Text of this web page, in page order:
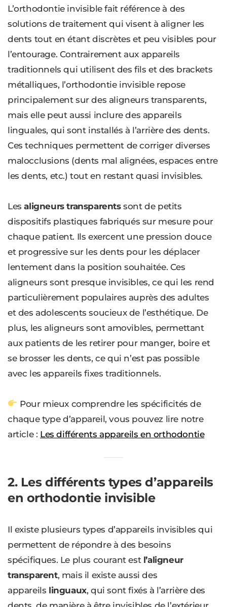
L’orthodontie invisible fait référence à des
solutions de traitement qui visent à aligner les
dents tout en étant discrètes et peu visibles pour
l’entourage. Contrairement aux appareils
traditionnels qui utilisent des fils et des brackets
métalliques, l’orthodontie invisible repose
principalement sur des aligneurs transparents,
mais elle peut aussi inclure des appareils
linguales, qui sont installés à l’arrière des dents.
Ces techniques permettent de corriger diverses
malocclusions (dents mal alignées, espaces entre
les dents, etc.) tout en restant quasi invisibles.
Lesaligneurs transparentssont de petits
dispositifs plastiques fabriqués sur mesure pour
chaque patient. Ils exercent une pression douce
et progressive sur les dents pour les déplacer
lentement dans la position souhaitée. Ces
aligneurs sont presque invisibles, ce qui les rend
particulièrement populaires auprès des adultes
et des adolescents soucieux de l’esthétique. De
plus, les aligneurs sont amovibles, permettant
aux patients de les retirer pour manger, boire et
se brosser les dents, ce qui n’est pas possible
avec les appareils fixes traditionnels.
Pour mieux comprendre les spécificités de
chaque type d’appareil, vous pouvez lire notre
article : Les différents appareils en orthodontie
2. Les différents types d’appareils
en orthodontie invisible
Il existe plusieurs types d’appareils invisibles qui
permettent de répondre à des besoins
spécifiques. Le plus courant est l’aligneur
transparent, mais il existe aussi des
appareils linguaux, qui sont fixés à l’arrière des